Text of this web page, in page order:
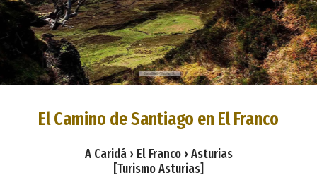
El Camino de Santiago en El Franco
A Caridá › El Franco › Asturias
[Turismo Asturias]